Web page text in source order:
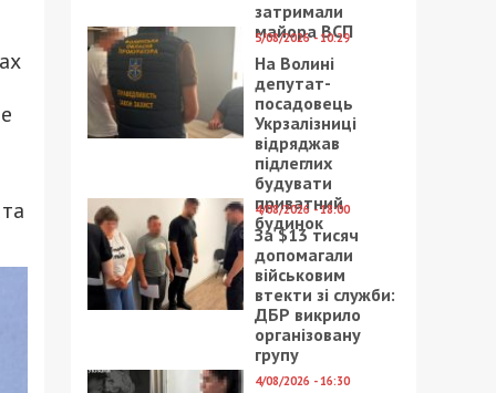
затримали
майора ВСП
5/08/2026 - 10:29
На Волині
депутат-
посадовець
Укрзалізниці
відряджав
підлеглих
будувати
приватний
будинок
4/08/2026 - 18:00
За $13 тисяч
допомагали
військовим
втекти зі служби:
ДБР викрило
організовану
групу
4/08/2026 - 16:30